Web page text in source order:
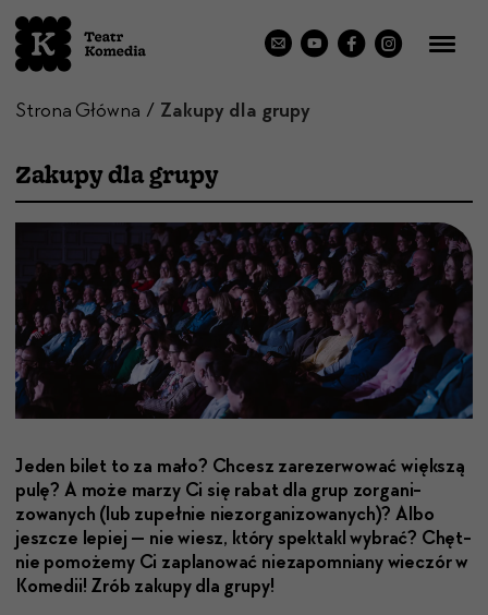
Strona Główna Zakupy dla grupy
Zakupy dla grupy
Jeden bilet to za mało? Chcesz zarez­er­wować więk­szą
pulę? A może marzy Ci się rabat dla grup zor­ga­ni­
zowanych (lub zupełnie niezor­ga­ni­zowanych)? Albo
jeszcze lep­iej — nie wiesz, który spek­takl wybrać? Chęt­
nie pomoże­my Ci zaplanować nieza­pom­ni­any wieczór w
Komedii! Zrób zakupy dla grupy!